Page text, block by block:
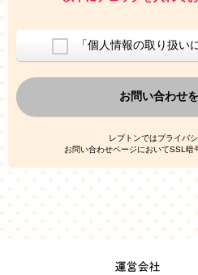
室等をご案内するため
ご利用者の個人情報を、本人が
換した上で、広告・宣伝・販売
上記の利用目的のために第三者
なお、この利用目的を超えた個人
た、これ以外の目的で個人情報を
人情報を、本人が特定されないデ
者広告配信事業者においてマッチ
て広告を配信することがあります
れらの情報を広告配信以外の目的
4.
個人情報の第三者への提供
当社は、次の場合を除き、ご本人
に提供することはありません。
ご本人の同意がある場合
「個人情報の取り扱い
お問い合わせ
レプトンではプライバシ
お問い合わせページにおいてSSL暗